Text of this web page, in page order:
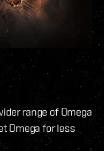
range of Omega
Omega for less